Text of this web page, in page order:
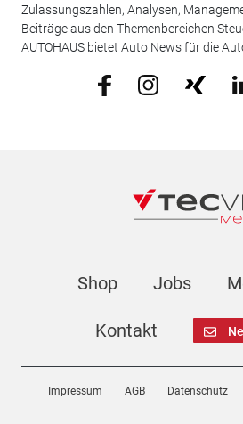
Zulassungszahlen, Analysen,
Beiträge aus den Themenbereichen
AUTOHAUS bietet Auto News für die
Shop Jobs
Kontakt
Impressum AGB Datenschutz